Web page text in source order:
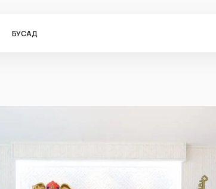
БУСАД